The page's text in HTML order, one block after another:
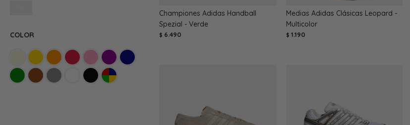
Championes Adidas Handball
Spezial - Verde
$ 6.490
Medias Adidas Clásicas Leopard -
Multicolor
$ 1.190
COLOR